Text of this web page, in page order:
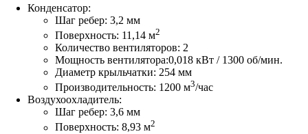
Конденсатор:
Шаг ребер: 3,2 мм
Поверхность: 11,14 м2
Количество вентиляторов: 2
Мощность вентилятора:0,018 кВт / 1300 об/мин.
Диаметр крыльчатки: 254 мм
Производительность: 1200 м3/час
Воздухоохладитель:
Шаг ребер: 3,6 мм
Поверхность: 8,93 м2